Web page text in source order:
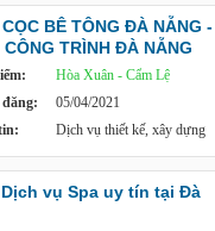
BÊ TÔNG ĐÀ NẴNG -
CÔNG TRÌNH ĐÀ NẴNG
Hòa Xuân - Cẩm Lệ
05/04/2021
Dịch vụ thiết kế, xây dựng
vụ Spa uy tín tại Đà